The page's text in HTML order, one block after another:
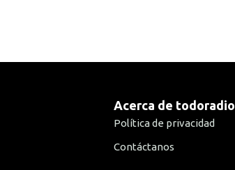
Acerca de todoradio
Política de privacidad
Contáctanos